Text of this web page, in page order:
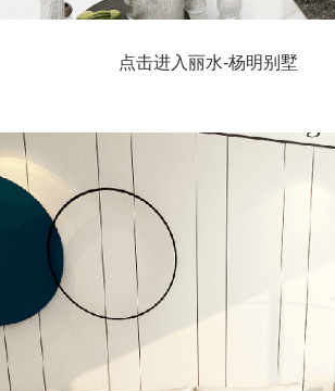
点击进入丽水-杨明别墅